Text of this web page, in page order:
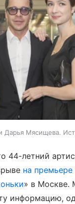
Дарья Мясищева.
44-летний
на премьере
» в Москве.
информацию,